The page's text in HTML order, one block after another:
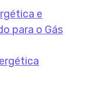
e
para o Gás